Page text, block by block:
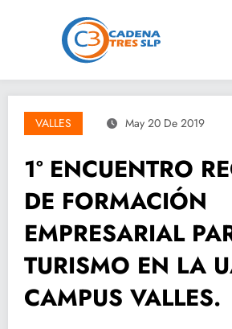
VALLES May 20 De 2019
1º ENCUENTRO
DE FORMACIÓN
EMPRESARIAL
TURISMO EN LA
CAMPUS VALLES.